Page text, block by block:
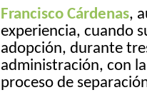
Francisco Cárdenas,
experiencia, cuando
adopción, durante
administración, con
proceso de